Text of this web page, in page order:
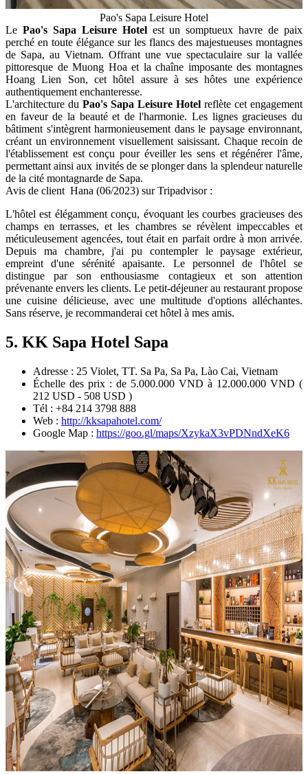
Pao's Sapa Leisure Hotel
Le Pao's Sapa Leisure Hotelest un somptueux havre de paix
perché en toute élégance sur les flancs des majestueuses montagnes
de Sapa, au Vietnam. Offrant une vue spectaculaire sur la vallée
pittoresque de Muong Hoa et la chaîne imposante des montagnes
Hoang Lien Son, cet hôtel assure à ses hôtes une expérience
authentiquement enchanteresse.
L'architecture du Pao's Sapa Leisure Hotel reflète cet engagement
en faveur de la beauté et de l'harmonie. Les lignes gracieuses du
bâtiment s'intègrent harmonieusement dans le paysage environnant,
créant un environnement visuellement saisissant. Chaque recoin de
l'établissement est conçu pour éveiller les sens et régénérer l'âme,
permettant ainsi aux invités de se plonger dans la splendeur naturelle
de la cité montagnarde de Sapa.
Avis de client Hana (06/2023) sur Tripadvisor :
L'hôtel est élégamment conçu, évoquant les courbes gracieuses des
champs en terrasses, et les chambres se révèlent impeccables et
méticuleusement agencées, tout était en parfait ordre à mon arrivée.
Depuis ma chambre, j'ai pu contempler le paysage extérieur,
empreint d'une sérénité apaisante. Le personnel de l'hôtel se
distingue par son enthousiasme contagieux et son attention
prévenante envers les clients. Le petit-déjeuner au restaurant propose
une cuisine délicieuse, avec une multitude d'options alléchantes.
Sans réserve, je recommanderai cet hôtel à mes amis.
5. KK Sapa Hotel Sapa
Adresse : 25 Violet, TT. Sa Pa, Sa Pa, Lào Cai, Vietnam
Échelle des prix : de 5.000.000 VND à 12.000.000 VND (
212 USD - 508 USD )
Tél : +84 214 3798 888
Web : http://kksapahotel.com/
Google Map : https://goo.gl/maps/XzykaX3vPDNndXeK6